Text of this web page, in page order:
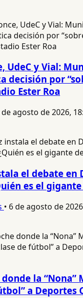
UdeC y Vial:
decisión por
Ester Roa
de agosto de 2026,
el debate en
es el
• 6 de agosto de
la “Nona”
a Deportes